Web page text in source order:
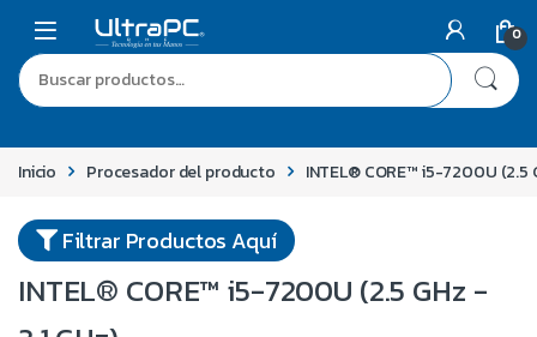
0
Inicio Procesador del producto INTEL® CORE™ i5-7200U (2.5
Filtrar Productos Aquí
INTEL® CORE™ i5-7200U (2.5 GHz -